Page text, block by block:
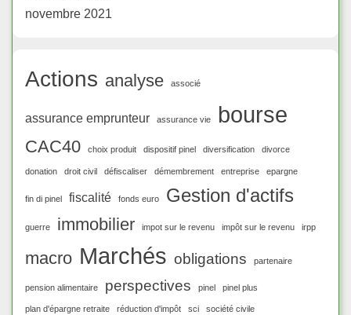
novembre 2021
Actions analyse associé
assurance emprunteur assurance vie bourse
CAC40 choix produit dispositif pinel diversification divorce
donation droit civil défiscaliser démembrement entreprise epargne
fin di pinel fiscalité fonds euro Gestion d'actifs
guerre immobilier impot sur le revenu impôt sur le revenu irpp
macro Marchés obligations partenaire
pension alimentaire perspectives pinel pinel plus
plan d'épargne retraite réduction d'impôt sci société civile